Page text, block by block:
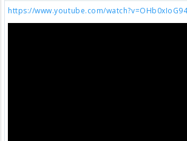
https://www.youtube.com/